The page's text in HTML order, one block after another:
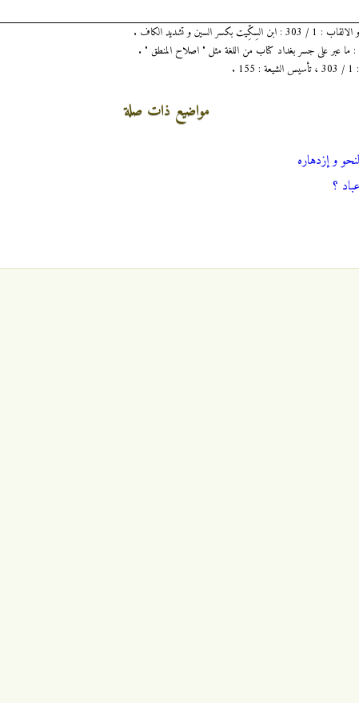
و تشديد الكاف .
ما عبر على جسر بغداد كتاب من اللغة مثل " اصلاح المنطق " .
.
مواضيع ذات صلة
و إزدهاره
؟